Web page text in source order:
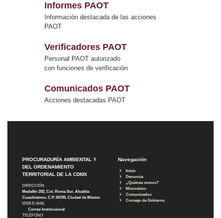
Informes PAOT
Información destacada de las acciones
PAOT
Verificadores PAOT
Personal PAOT autorizado
con funciones de verificación
Comunicados PAOT
Acciones destacadas PAOT
PROCURADURÍA AMBIENTAL Y
DEL ORDENAMIENTO
TERRITORIAL DE LA CDMX
DIRECCIÓN
Medellín 202, Col. Roma Sur, Alcaldía
Cuauhtémoc, C.P. 06700, Ciudad de México
WEB E-MAIL
Correo Institucional
TELÉFONO
Navegación
Inicio
Denuncia
¿Quiénes somos?
Micrositios
Comunicados
Consejo de Gobierno